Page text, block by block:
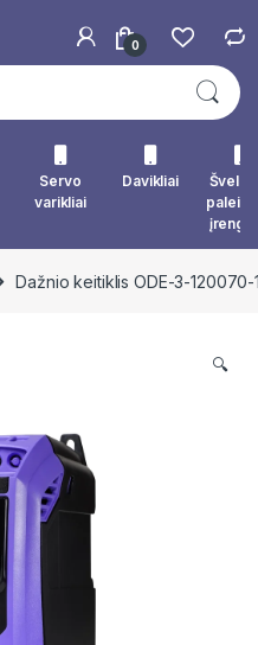
0
Servo
varikliai
Davikliai
Dažnio keitiklis ODE-3-120070-
🔍